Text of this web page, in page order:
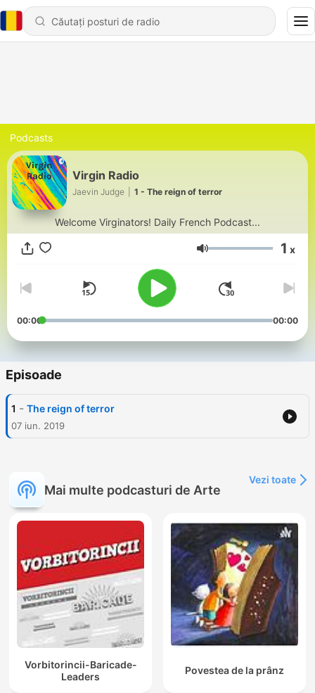
Podcasts
Virgin Radio
Jaevin Judge 1 - The reign of terror
Welcome Virginators! Daily French Podcast...
Volum 1 x
00:00 00:00
Episoade
1 - The reign of terror
07 iun. 2019
Mai multe podcasturi de Arte
Vezi toate
Vorbitorincii-Baricade-
Leaders
Povestea de la prânz